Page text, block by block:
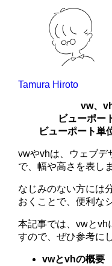
Tamura Hiroto
vw、
ビューポー
ビューポート単
vwやvhは、ウェブデ
で、幅や高さを表し
なじみのない方には
おくことで、便利な
本記事では、vwとvh
すので、ぜひ参考に
vwとvhの概要